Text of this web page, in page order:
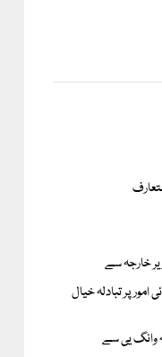
خارجہ سے
امور پر تبادلہ خیال
وانگ یی سے